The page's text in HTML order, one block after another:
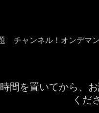
チャンネル！オンデマ
間を置いてから、
くだ